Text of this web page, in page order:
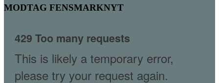
MODTAG FENSMARKNYT